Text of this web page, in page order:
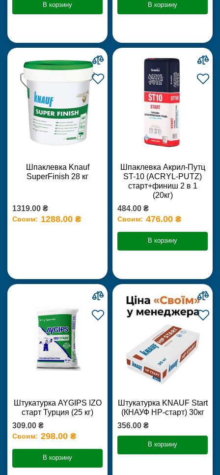
В корзину В корзину
Шпаклевка Knauf
SuperFinish 28 кг
1319.00 ₴
Своим: 1288.00 ₴
Шпаклевка Акрил-Путц
ST-10 (ACRYL-PUTZ)
старт+финиш 2 в 1
(20кг)
484.00 ₴
Своим: 476.00 ₴
В корзину
Штукатурка AYGIPS IZO
старт Турция (25 кг)
309.00 ₴
Своим: 298.00 ₴
В корзину
Штукатурка KNAUF Start
(КНАУФ НР-старт) 30кг
356.00 ₴
В корзину